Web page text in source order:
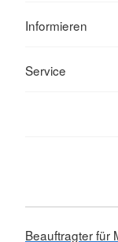
Informieren
Service
Beauftragter für